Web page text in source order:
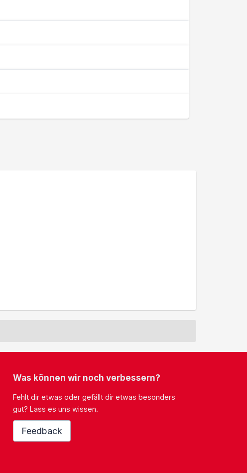
Was können wir noch verbessern?
Fehlt dir etwas oder gefällt dir etwas besonders
gut? Lass es uns wissen.
Feedback